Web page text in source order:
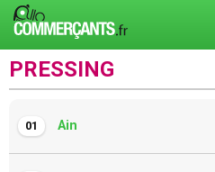
PRESSING
01 Ain